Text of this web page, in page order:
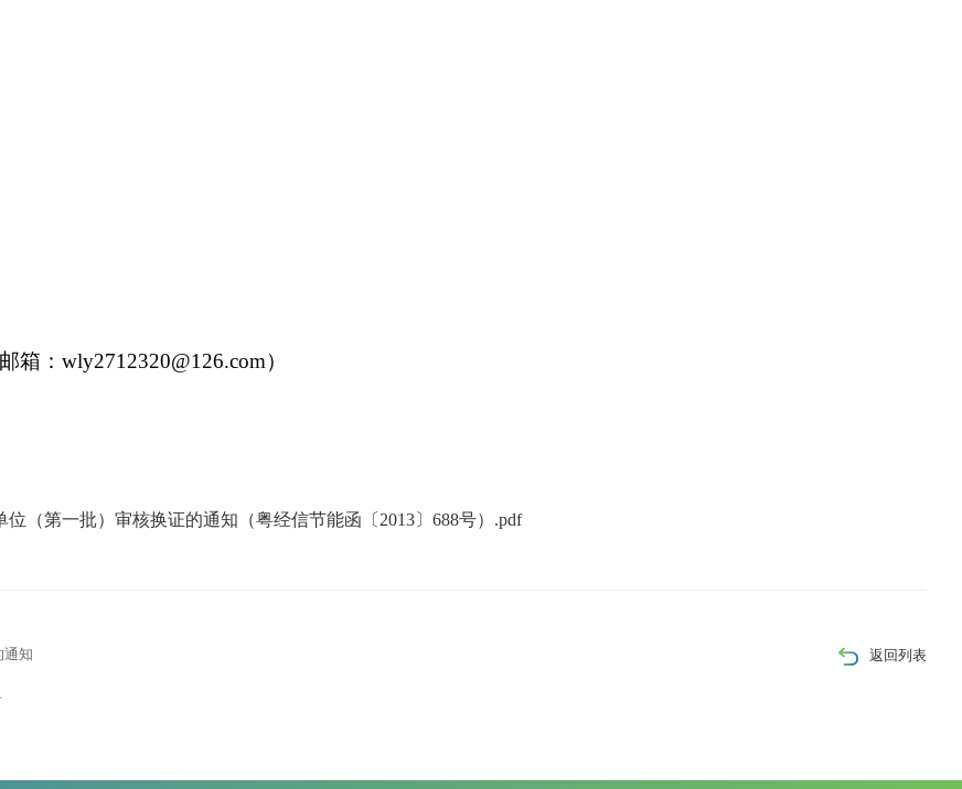
箱：wly2712320@126.com）
（第一批）审核换证的通知（粤经信节能函〔2013〕688号）.pdf
返回列表
通知